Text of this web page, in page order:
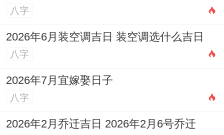
生墳、謝土，立碑。
忌:安門、安床、裁衣、入宅、安葬
特點：此日宜事極多;求嗣與入學、起基等並
列，寓意孩子未來學業事業根基穩固！
注意事項:日沖虎（煞南），屬虎者應回避。
優先選擇黃道吉時進行举足轻重事宜！
八字
2026年6月装空调吉日 装空调选什么吉日
八字
2026年7月宜嫁娶日子
八字
2026年2月乔迁吉日 2026年2月6号乔迁